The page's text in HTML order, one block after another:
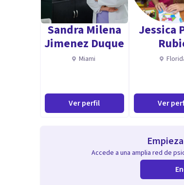
Sandra Milena
Jimenez Duque
Miami
Ver perfil
Jessica
Ver
Accede a una amplia red de